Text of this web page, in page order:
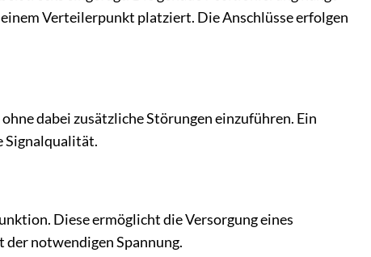
Verteilerpunkt platziert. Die Anschlüsse erfolgen
dabei zusätzliche Störungen einzuführen. Ein
Signalqualität.
Diese ermöglicht die Versorgung eines
notwendigen Spannung.